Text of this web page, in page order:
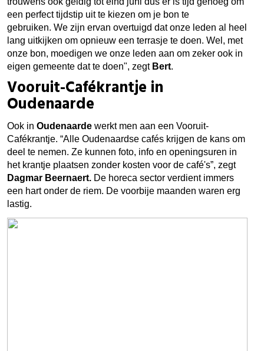
een perfect tijdstip uit te kiezen om je bon te
gebruiken. We zijn ervan overtuigd dat onze leden al heel
lang uitkijken om opnieuw een terrasje te doen. Wel, met
onze bon, moedigen we onze leden aan om zeker ook in
eigen gemeente dat te doen", zegt Bert.
Vooruit-Cafékrantje in
Oudenaarde
Ook in Oudenaarde werkt men aan een Vooruit-
Cafékrantje. “Alle Oudenaardse cafés krijgen de kans om
deel te nemen. Ze kunnen foto, info en openingsuren in
het krantje plaatsen zonder kosten voor de café's”, zegt
Dagmar Beernaert. De horeca sector verdient immers
een hart onder de riem. De voorbije maanden waren erg
lastig.